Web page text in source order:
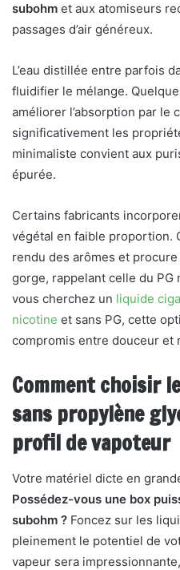
subohm et aux atomiseurs
passages d’air généreux.
L’eau distillée entre parfois
fluidifier le mélange.
améliorer l’absorption par le
significativement les
minimaliste convient aux
épurée.
Certains fabricants
végétal en faible proportion.
rendu des arômes et
gorge, rappelant celle du PG
vous cherchez un liquide
nicotine et sans PG, cette
compromis entre douceur et
Comment choisir
sans propylène
profil de vapoteur
Votre matériel dicte en
Possédez-vous une box
subohm ? Foncez sur les
pleinement le potentiel de
vapeur sera